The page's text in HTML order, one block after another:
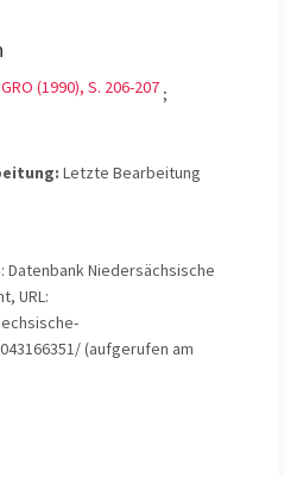
(1990), S. 206-207 ;
Letzte Bearbeitung
Datenbank Niedersächsische
URL:
(aufgerufen am